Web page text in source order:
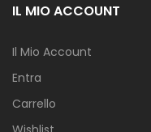
IL MIO ACCOUNT
Il Mio Account
Entra
Carrello